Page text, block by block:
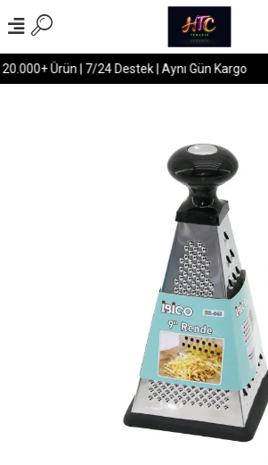
Ürün | 7/24 Destek | Aynı Gün Kargo